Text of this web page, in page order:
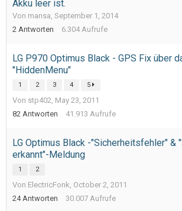
Akku leer ist.
Von mansa, September 1, 2014
2 Antworten 6.304 Aufrufe
LG P970 Optimus Black - GPS Fix über
"HiddenMenu"
1 2 3 4 5
Von stp402, May 23, 2011
82 Antworten 41.913 Aufrufe
LG Optimus Black -"Sicherheitsfehler" &
erkannt"-Meldung
1 2
Von ElectricFonk, October 2, 2011
24 Antworten 30.007 Aufrufe